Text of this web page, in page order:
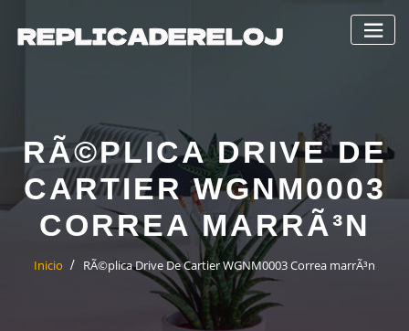
contenido
RÃ©PLICA DRIVE DE
CARTIER WGNM0003
CORREA MARRÃ³N
Inicio RÃ©plica Drive De Cartier WGNM0003 Correa marrÃ³n